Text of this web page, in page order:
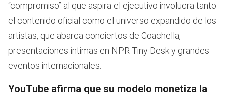
“compromiso” al que aspira el ejecutivo involucra tanto
el contenido oficial como el universo expandido de los
artistas, que abarca conciertos de Coachella,
presentaciones íntimas en NPR Tiny Desk y grandes
eventos internacionales.
YouTube afirma que su modelo monetiza la